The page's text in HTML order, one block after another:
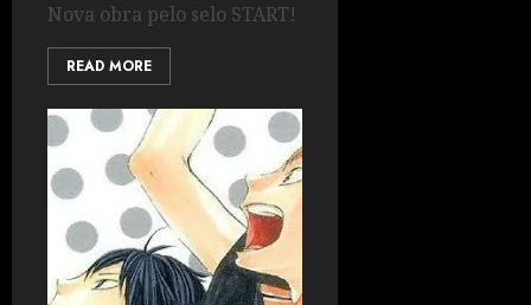
Nova obra pelo selo START!
READ MORE